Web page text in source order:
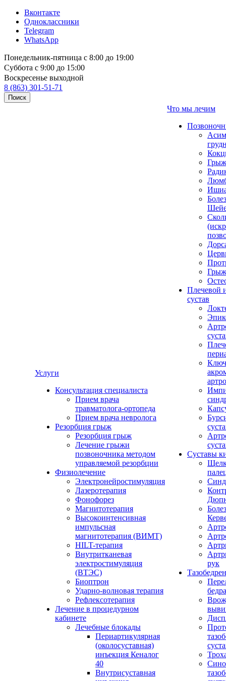
Вконтакте
Одноклассники
Telegram
WhatsApp
Понедельник-пятница с 8:00 до 19:00
Суббота с 9:00 до 15:00
Воскресенье выходной
8 (863) 301-51-71
Поиск
Услуги
Консультация специалиста
Прием врача
травматолога-ортопеда
Прием врача невролога
Резорбция грыж
Резорбция грыж
Лечение грыжи
позвоночника методом
управляемой резорбции
Физиолечение
Электронейростимуляция
Лазеротерапия
Фонофорез
Магнитотерапия
Высокоинтенсивная
импульсная
магнитотерапия (ВИМТ)
HILT-терапия
Внутритканевая
электростимуляция
(ВТЭС)
Биоптрон
Ударно-волновая терапия
Рефлексотерапия
Лечение в процедурном
кабинете
Лечебные блокады
Периартикулярная
(околосуставная)
инъекция Кеналог
40
Внутрисуставная
Что мы лечим
Плечевой
сустав
Суставы
рук
бедра